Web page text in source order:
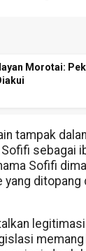
Morotai:
tampak
sebagai
Sofifi
ditopang